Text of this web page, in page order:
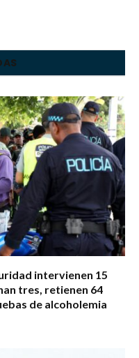
intervienen 15
tres, retienen 64
de alcoholemia